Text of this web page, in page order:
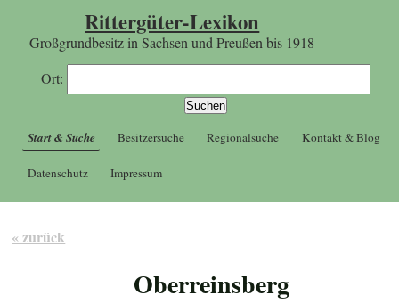
Rittergüter-Lexikon
Großgrundbesitz in Sachsen und Preußen bis 1918
Ort:
Start & Suche Besitzersuche Regionalsuche Kontakt & Blog
Datenschutz Impressum
« zurück
Oberreinsberg